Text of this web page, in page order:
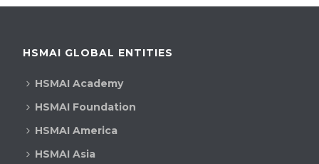
HSMAI GLOBAL ENTITIES
HSMAI Academy
HSMAI Foundation
HSMAI America
HSMAI Asia